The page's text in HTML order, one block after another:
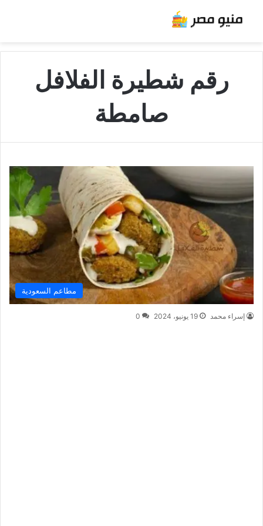
رقم شطيرة الفلافل
صامطة
مطاعم السعودية
إسراء محمد 19 يونيو، 2024 0